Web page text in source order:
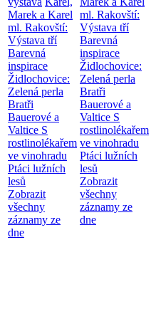
Marek a Karel
ml. Rakovští:
Výstava tří
Barevná
inspirace
Židlochovice:
Zelená perla
Bratři
Bauerové a
Valtice S
rostlinolékařem
ve vinohradu
Ptáci lužních
lesů
Zobrazit
všechny
záznamy ze
dne
ml. Rakovští:
Výstava tří
Barevná
inspirace
Židlochovice:
Zelená perla
Bratři
Bauerové a
Valtice S
rostlinolékařem
ve vinohradu
Ptáci lužních
lesů
Zobrazit
všechny
záznamy ze
dne